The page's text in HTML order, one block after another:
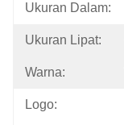
Ukuran Dalam:
Ukuran Lipat:
Warna:
Logo: